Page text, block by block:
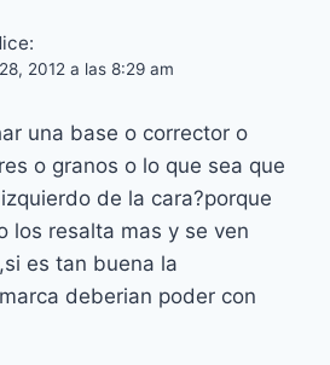
2012 a las 8:29 am
una base o corrector o
o granos o lo que sea que
de la cara?porque
los resalta mas y se ven
es tan buena la
deberian poder con